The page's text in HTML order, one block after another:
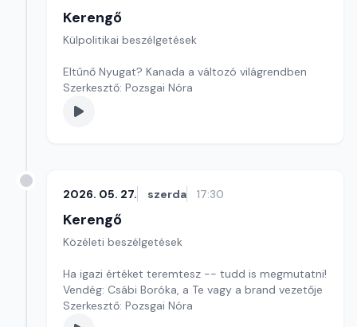
Kerengő
Külpolitikai beszélgetések
Eltűnő Nyugat? Kanada a változó világrendben
Szerkesztő: Pozsgai Nóra
2026. 05. 27. szerda 17:30
Kerengő
Közéleti beszélgetések
Ha igazi értéket teremtesz -- tudd is megmutatni!
Vendég: Csábi Boróka, a Te vagy a brand vezetője
Szerkesztő: Pozsgai Nóra